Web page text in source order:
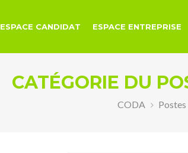
ESPACE CANDIDAT ESPACE ENTREPRISE
CATÉGORIE DU
CODA Postes